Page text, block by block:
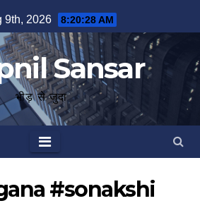
9th, 2026 8:20:28 AM
Sansar
भीड़ से जुदा
#sonakshi